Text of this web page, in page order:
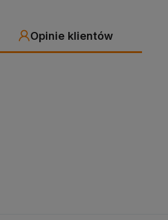
Opinie klientów